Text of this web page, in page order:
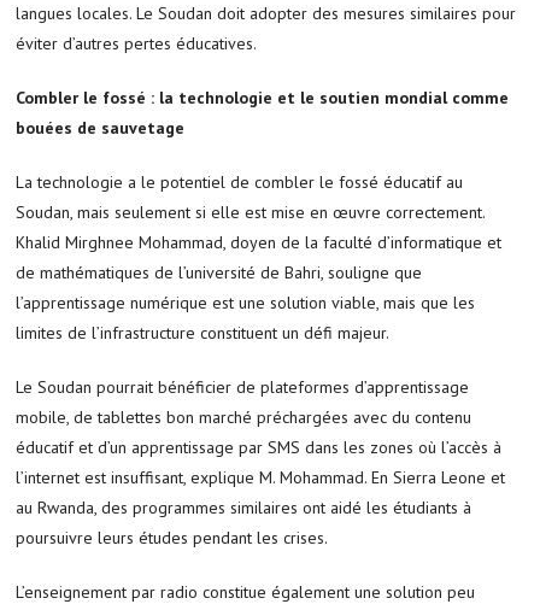
langues locales. Le Soudan doit adopter des mesures similaires pour
éviter d’autres pertes éducatives.
Combler le fossé : la technologie et le soutien mondial comme
bouées de sauvetage
La technologie a le potentiel de combler le fossé éducatif au
Soudan, mais seulement si elle est mise en œuvre correctement.
Khalid Mirghnee Mohammad, doyen de la faculté d’informatique et
de mathématiques de l’université de Bahri, souligne que
l’apprentissage numérique est une solution viable, mais que les
limites de l’infrastructure constituent un défi majeur.
Le Soudan pourrait bénéficier de plateformes d’apprentissage
mobile, de tablettes bon marché préchargées avec du contenu
éducatif et d’un apprentissage par SMS dans les zones où l’accès à
l’internet est insuffisant, explique M. Mohammad. En Sierra Leone et
au Rwanda, des programmes similaires ont aidé les étudiants à
poursuivre leurs études pendant les crises.
L’enseignement par radio constitue également une solution peu